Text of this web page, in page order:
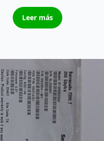
Leer más